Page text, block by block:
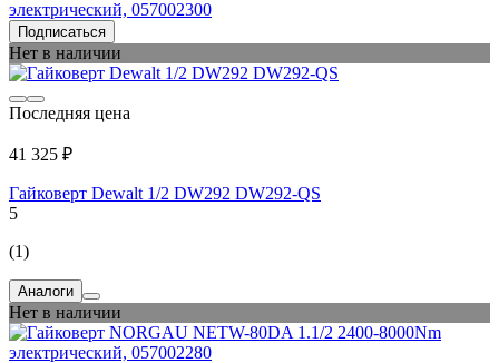
электрический, 057002300
Подписаться
Нет в наличии
Последняя цена
41 325 ₽
Гайковерт Dewalt 1/2 DW292 DW292-QS
5
(1)
Аналоги
Нет в наличии